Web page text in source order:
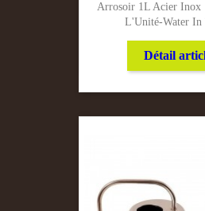
Arrosoir 1L Acier Inox
L'Unité-Water In
Détail